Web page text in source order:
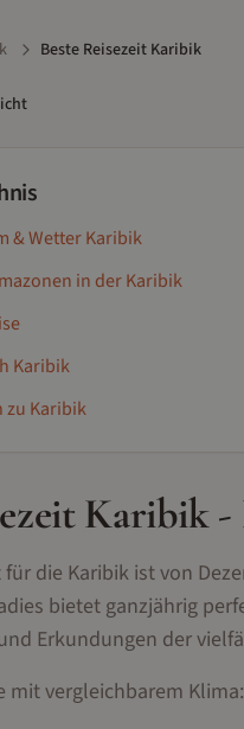
Beste Reisezeit Karibik
& WetterKaribik
in der Karibik
Karibik
zu Karibik
Karibik-
für die Karibik ist von
bietet ganzjährig
Erkundungen der
mit vergleichbarem Klima: